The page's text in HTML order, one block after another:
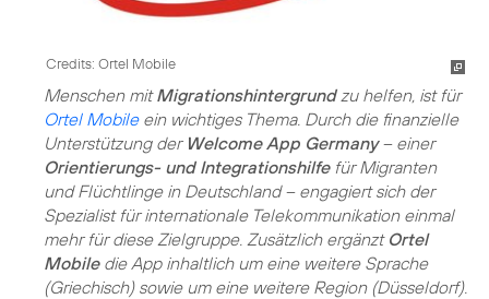
Credits: Ortel Mobile
Menschen mitMigrationshintergrundzu helfen, ist für
Ortel Mobileein wichtiges Thema. Durch die finanzielle
Unterstützung der Welcome App Germany– einer
Orientierungs- und Integrationshilfefür Migranten
und Flüchtlinge in Deutschland – engagiert sich der
Spezialist für internationale Telekommunikation einmal
mehr für diese Zielgruppe. Zusätzlich ergänzt Ortel
Mobiledie App inhaltlich um eine weitere Sprache
(Griechisch) sowie um eine weitere Region (Düsseldorf).